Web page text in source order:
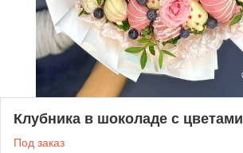
Клубника в шоколаде с цветами
Под заказ